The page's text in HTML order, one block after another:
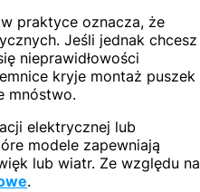
praktyce oznacza, że
Jeśli jednak chcesz
nieprawidłowości
kryje montaż puszek
mnóstwo.
elektrycznej lub
modele zapewniają
lub wiatr. Ze względu na
.